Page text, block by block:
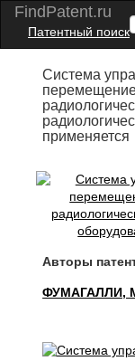
FindPatent.ru
Патентный поиск
Система
применяется
Авторы
ФУМАГАЛЛИ,